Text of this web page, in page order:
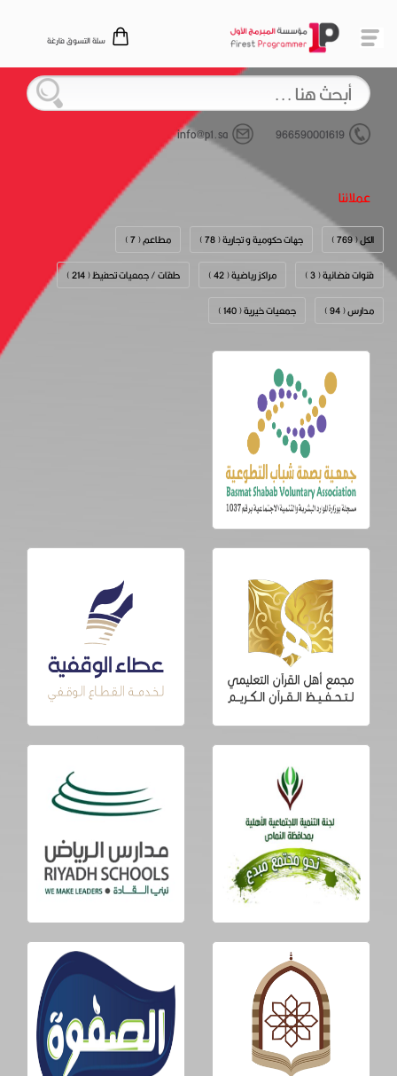
سلة التسوق فارغة
966590001619
info@p1.sa
عملائنا
الكل ( 769 ) جهات حكومية و تجارية ( 78 )
مطاعم ( 7 )
قنوات فضائية ( 3 )
مراكز رياضية ( 42 )
حلقات / جمعيات تحفيظ ( 214 )
مدارس ( 94 )
جمعيات خيرية ( 140 )